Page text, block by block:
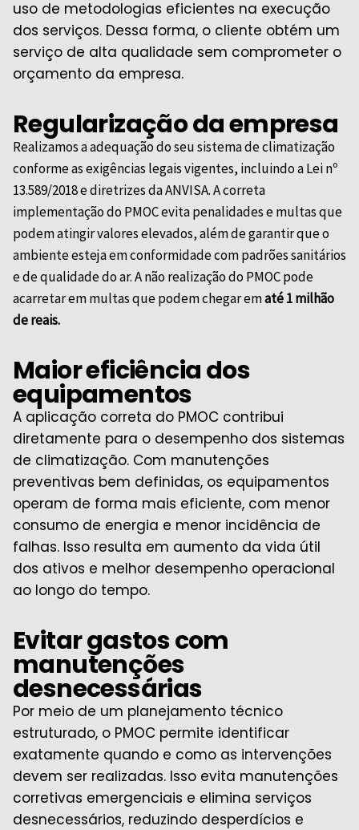
uso de metodologias eficientes na execução
dos serviços. Dessa forma, o cliente obtém um
serviço de alta qualidade sem comprometer o
orçamento da empresa.
Regularização da empresa
Realizamos a adequação do seu sistema de climatização
conforme as exigências legais vigentes, incluindo a Lei nº
13.589/2018 e diretrizes daANVISA. A correta
implementação do PMOC evita penalidades e multas que
podem atingir valores elevados, além de garantir que o
ambiente esteja em conformidade com padrões sanitários
e de qualidade do ar. A não realização do PMOC pode
acarretar em multas que podem chegar ematé 1 milhão
de reais.
Maior eficiência dos
equipamentos
A aplicação correta do PMOC contribui
diretamente para o desempenho dos sistemas
de climatização. Com manutenções
preventivas bem definidas, os equipamentos
operam de forma mais eficiente, com menor
consumo de energia e menor incidência de
falhas. Isso resulta em aumento da vida útil
dos ativos e melhor desempenho operacional
ao longo do tempo.
Evitar gastos com
manutenções
desnecessárias
Por meio de um planejamento técnico
estruturado, o PMOC permite identificar
exatamente quando e como as intervenções
devem ser realizadas. Isso evita manutenções
corretivas emergenciais e elimina serviços
desnecessários, reduzindo desperdícios e